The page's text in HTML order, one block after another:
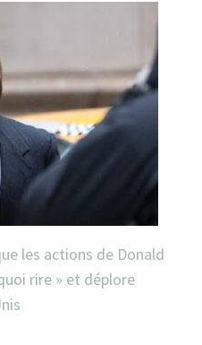
les actions de Donald
rire » et déplore